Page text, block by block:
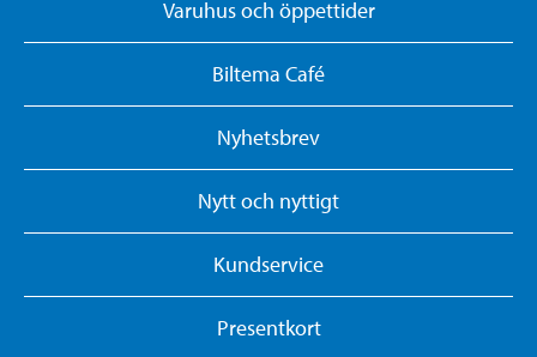
Varuhus och öppettider
Biltema Café
Nyhetsbrev
Nytt och nyttigt
Kundservice
Presentkort